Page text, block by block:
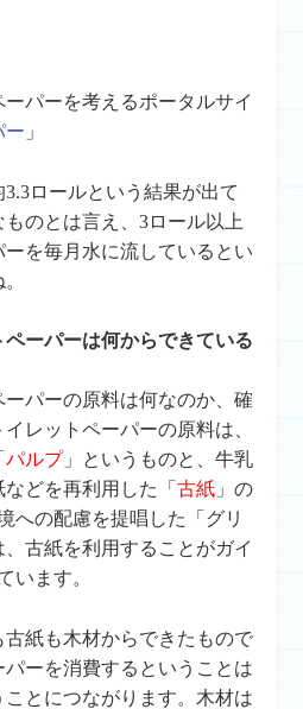
パーを考えるポータルサイ
ー 」
ロールという結果が出て
のとは言え、3ロール以上
を毎月水に流しているとい
ペーパーは何からできている
パーの原料は何なのか、確
レットペーパーの原料は、
パルプ」というものと、牛乳
どを再利用した「古紙 」の
への配慮を提唱した「グリ
古紙を利用することがガイ
います。
紙も木材からできたもので
ーを消費するということは
とにつながります。木材は